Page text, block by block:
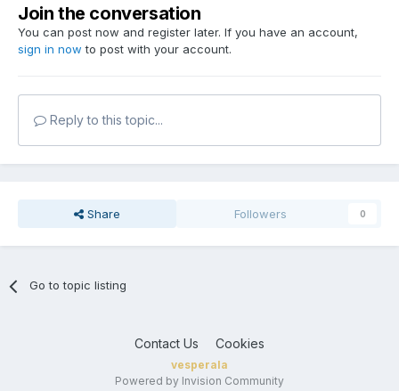
Join the conversation
You can post now and register later. If you have an account,
sign in now to post with your account.
Reply to this topic...
Share Followers 0
Go to topic listing
Contact Us Cookies
vesperala
Powered by Invision Community